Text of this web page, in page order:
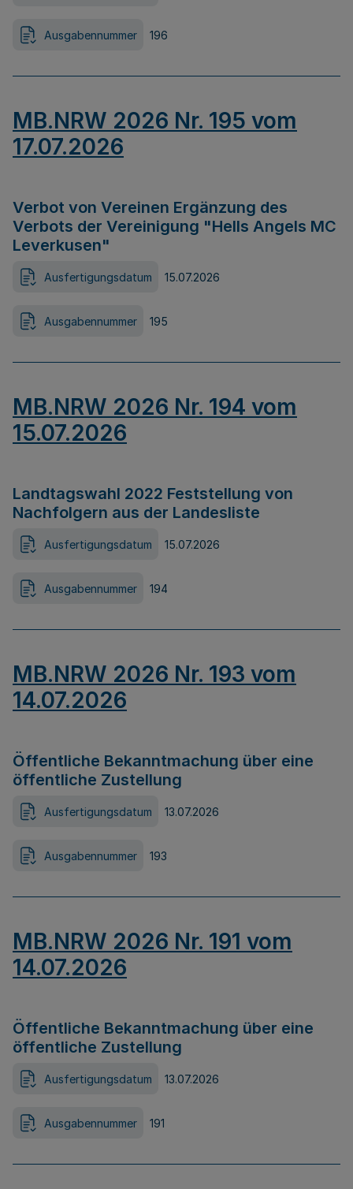
Ausgabennummer 196
MB.NRW 2026 Nr. 195 vom
17.07.2026
Verbot von Vereinen Ergänzung des
Verbots der Vereinigung "Hells Angels MC
Leverkusen"
Ausfertigungsdatum 15.07.2026
Ausgabennummer 195
MB.NRW 2026 Nr. 194 vom
15.07.2026
Landtagswahl 2022 Feststellung von
Nachfolgern aus der Landesliste
Ausfertigungsdatum 15.07.2026
Ausgabennummer 194
MB.NRW 2026 Nr. 193 vom
14.07.2026
Öffentliche Bekanntmachung über eine
öffentliche Zustellung
Ausfertigungsdatum 13.07.2026
Ausgabennummer 193
MB.NRW 2026 Nr. 191 vom
14.07.2026
Öffentliche Bekanntmachung über eine
öffentliche Zustellung
Ausfertigungsdatum 13.07.2026
Ausgabennummer 191